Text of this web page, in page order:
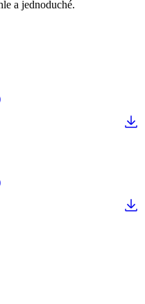
a jednoduché.